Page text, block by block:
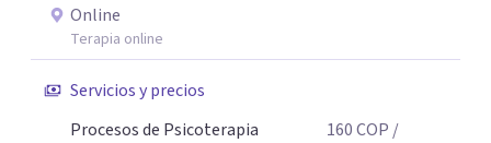
Online
Terapia online
Servicios y precios
Procesos de Psicoterapia
160COP /